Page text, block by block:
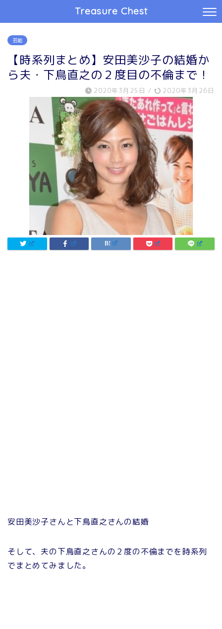
Treasure Chest
芸能
【時系列まとめ】安田美沙子の結婚か
ら夫・下鳥直之の２度目の不倫まで！
2020年3月25日 / 2020年3月26日
安田美沙子さんと下鳥直之さんの結婚
そして、夫の下鳥直之さんの２度の不倫までを時系列
でまとめてみました。